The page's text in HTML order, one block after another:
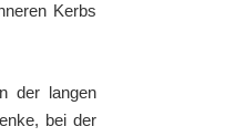
Kerbs
der langen
bei der